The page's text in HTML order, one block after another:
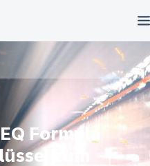
Formula
zum